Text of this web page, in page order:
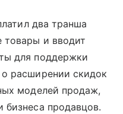
два транша
товары и вводит
для поддержки
расширении скидок
моделей продаж,
бизнеса продавцов.